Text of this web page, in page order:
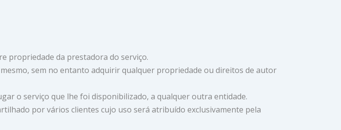
propriedade da prestadora do serviço.
sem no entanto adquirir qualquer propriedade ou direitos de autor
o serviço que lhe foi disponibilizado, a qualquer outra entidade.
por vários clientes cujo uso será atribuído exclusivamente pela